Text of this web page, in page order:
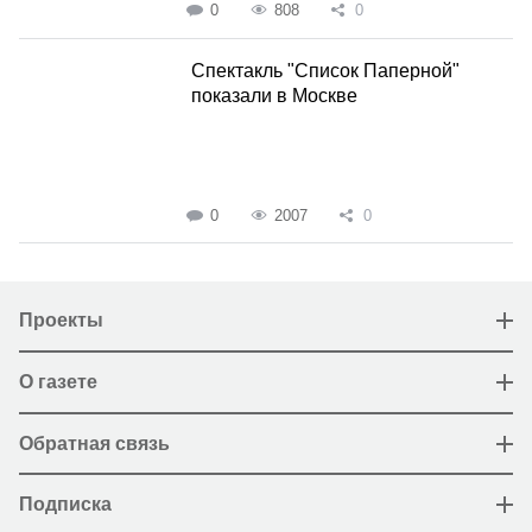
0 808 0
Спектакль "Список Паперной"
показали в Москве
0 2007 0
Проекты
О газете
Обратная связь
Подписка